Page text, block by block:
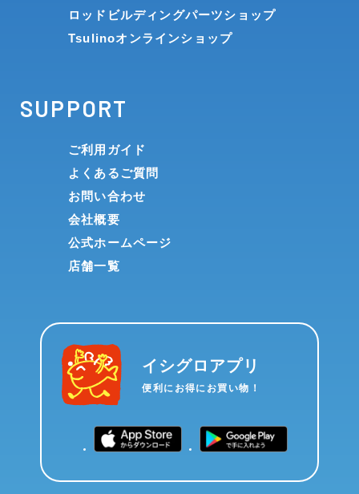
ロッドビルディングパーツショップ
Tsulinoオンラインショップ
SUPPORT
ご利用ガイド
よくあるご質問
お問い合わせ
会社概要
公式ホームページ
店舗一覧
イシグロアプリ
便利にお得にお買い物！